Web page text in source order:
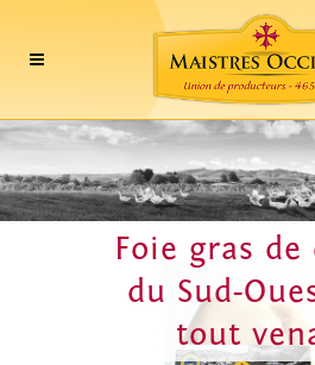
Foie gras de
du Sud-
tout